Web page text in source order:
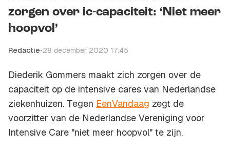
zorgen over ic-capaciteit: ‘Niet meer
hoopvol’
Redactie•28 december 2020 17:45
Diederik Gommers maakt zich zorgen over de
capaciteit op de intensive cares van Nederlandse
ziekenhuizen. Tegen EenVandaag zegt de
voorzitter van de Nederlandse Vereniging voor
Intensive Care "niet meer hoopvol" te zijn.